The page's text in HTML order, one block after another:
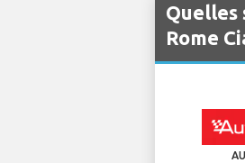
Quelles
Rome